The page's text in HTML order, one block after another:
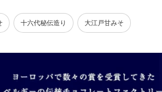
十六代秘伝造り 大江戸甘みそ